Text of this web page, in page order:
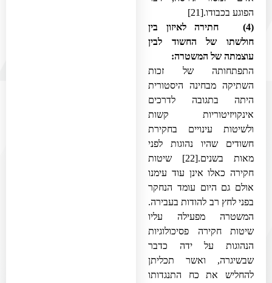
הפוגע בכבודו.[21]
(4) חתירה לאיזון בין
חולשתו של החשוד לבין
עוצמתה של המשטרה:
התפתחותה של זכות
השתיקה מבחינה היסטורית
היתה בתגובה לדרכים
אינקויזיטוריות קשות
ולשיטות עינויים בחקירת
חשודים שהיו נהוגות לפני
מאות בשנים.[22]
שיטות
חקירה כאלו אינן עוד עימנו
אולם גם היום עומד הנחקר
בפני לחץ רב להודות בעבירה.
המשטרה מפעילה עליו
שיטות חקירה פסיכולוגיות
הנהוגות על ידה כדבר
שבשיגרה, ואשר תכליתן
להחליש את כח התנגדותו